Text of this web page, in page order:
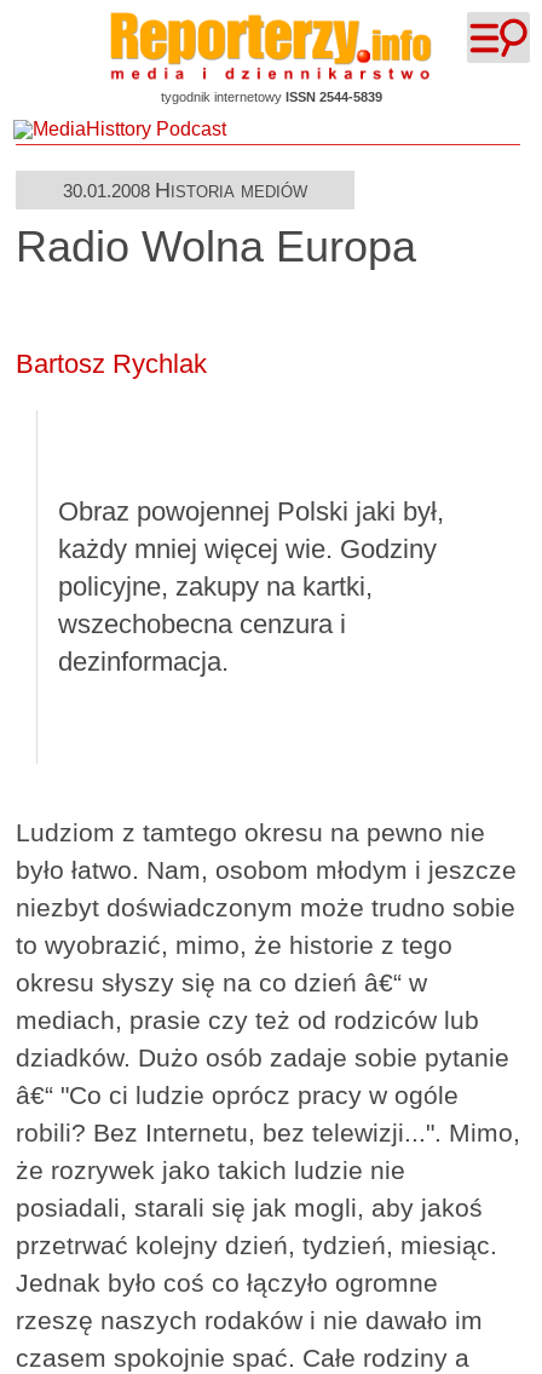
tygodnik internetowy ISSN 2544-5839
30.01.2008 Historia mediów
Radio Wolna Europa
Bartosz Rychlak
Obraz powojennej Polski jaki był,
każdy mniej więcej wie. Godziny
policyjne, zakupy na kartki,
wszechobecna cenzura i
dezinformacja.
Ludziom z tamtego okresu na pewno nie
było łatwo. Nam, osobom młodym i jeszcze
niezbyt doświadczonym może trudno sobie
to wyobrazić, mimo, że historie z tego
okresu słyszy się na co dzień â€“ w
mediach, prasie czy też od rodziców lub
dziadków. Dużo osób zadaje sobie pytanie
â€“ "Co ci ludzie oprócz pracy w ogóle
robili? Bez Internetu, bez telewizji...". Mimo,
że rozrywek jako takich ludzie nie
posiadali, starali się jak mogli, aby jakoś
przetrwać kolejny dzień, tydzień, miesiąc.
Jednak było coś co łączyło ogromne
rzeszę naszych rodaków i nie dawało im
czasem spokojnie spać. Całe rodziny a